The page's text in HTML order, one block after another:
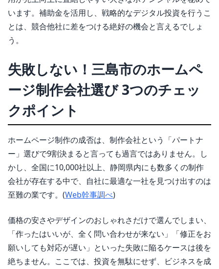
います。補助金を活用し、戦略的なデジタル投資を行うこ
とは、競合他社に差をつける絶好の機会と言えるでしょ
う。
失敗しない！三島市のホームペ
ージ制作会社選び 3つのチェッ
クポイント
ホームページ制作の成否は、制作会社という「パートナ
ー」選びで9割決まると言っても過言ではありません。し
かし、全国に10,000社以上、静岡県内にも数多くの制作
会社が存在する中で、自社に最適な一社を見つけ出すのは
至難の業です。(Web幹事調べ)
価格の安さやデザインのおしゃれさだけで選んでしまい、
「作ったはいいが、全く問い合わせが来ない」「修正をお
願いしても対応が遅い」といった失敗に陥るケースは後を
絶ちません。ここでは、投資を無駄にせず、ビジネスを成